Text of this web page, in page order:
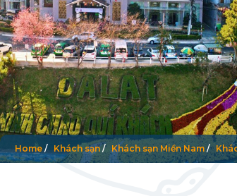
Home / Khách sạn/ Khách sạn Miền Nam /